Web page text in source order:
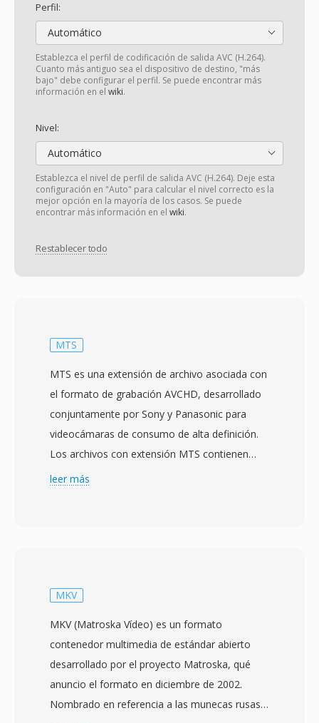
Perfil:
Automático
Establezca el perfil de codificación de salida AVC (H.264).
Cuanto más antiguo sea el dispositivo de destino, "más
bajo" debe configurar el perfil. Se puede encontrar más
información en el wiki.
Nivel:
Automático
Establezca el nivel de perfil de salida AVC (H.264). Deje esta
configuración en "Auto" para calcular el nivel correcto es la
mejor opción en la mayoría de los casos. Se puede
encontrar más información en el wiki.
Restablecer todo
MTS
MTS es una extensión de archivo asociada con
el formato de grabación AVCHD, desarrollado
conjuntamente por Sony y Panasonic para
videocámaras de consumo de alta definición.
Los archivos con extensión MTS contienen
datos de flujo de transporte MPEG-2 qué
grabación, a diferencia de los archivos M2TS
de flujo de transporte en contextos de disco
semiprofesionales de Sony, Panasonic, Canon
leer más
MKV
MKV (Matroska Vídeo) es un formato
contenedor multimedia de estándar abierto
desarrollado por el proyecto Matroska, qué
anuncio el formato en diciembre de 2002.
Nombrado en referencia a las munecas rusas